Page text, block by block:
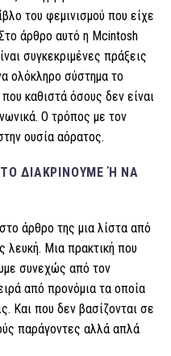
του φεμινισμού που είχε
άρθρο αυτό η Mcintosh
συγκεκριμένες πράξεις
ολόκληρο σύστημα το
καθιστά όσους δεν είναι
Ο τρόπος με τον
ουσία αόρατος.
ΔΙΑΚΡΊΝΟΥΜΕ Ή ΝΑ Τ
άρθρο της μια λίστα από
λευκή. Μια πρακτική που
συνεχώς από τον
από προνόμια τα οποία
Και που δεν βασίζονται σε
παράγοντες αλλά απλά